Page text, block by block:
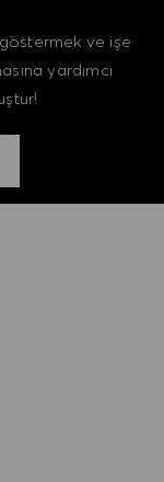
ve işe
yardımcı